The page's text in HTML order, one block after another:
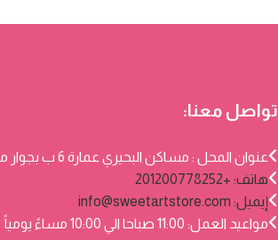
تواصل معنا:
عنوان المحل : مساكن البحيري عمارة 6 ب بجوار مسجد قباء - بورفواد - بورسعيد
هاتف: +201200778252
إيميل: info@sweetartstore.com
مواعيد العمل: 11:00 صباحا الي 10:00 مساءً يومياً